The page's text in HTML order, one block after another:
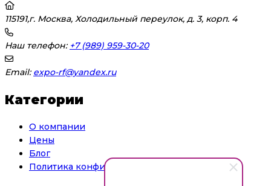
115191,г. Москва, Холодильный переулок, д. 3, корп. 4
Наш телефон: +7 (989) 959-30-20
Email: expo-rf@yandex.ru
Категории
О компании
Цены
Блог
Политика конфиденциальности